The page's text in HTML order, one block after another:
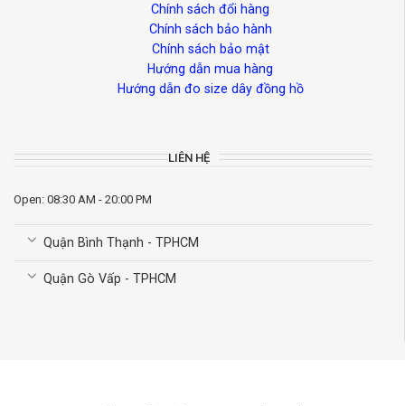
Chính sách đổi hàng
Chính sách bảo hành
Chính sách bảo mật
Hướng dẫn mua hàng
Hướng dẫn đo size dây đồng hồ
LIÊN HỆ
Open: 08:30 AM - 20:00 PM
Quận Bình Thạnh - TPHCM
Quận Gò Vấp - TPHCM